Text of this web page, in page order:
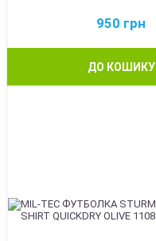
950 грн
ДО КОШИКУ